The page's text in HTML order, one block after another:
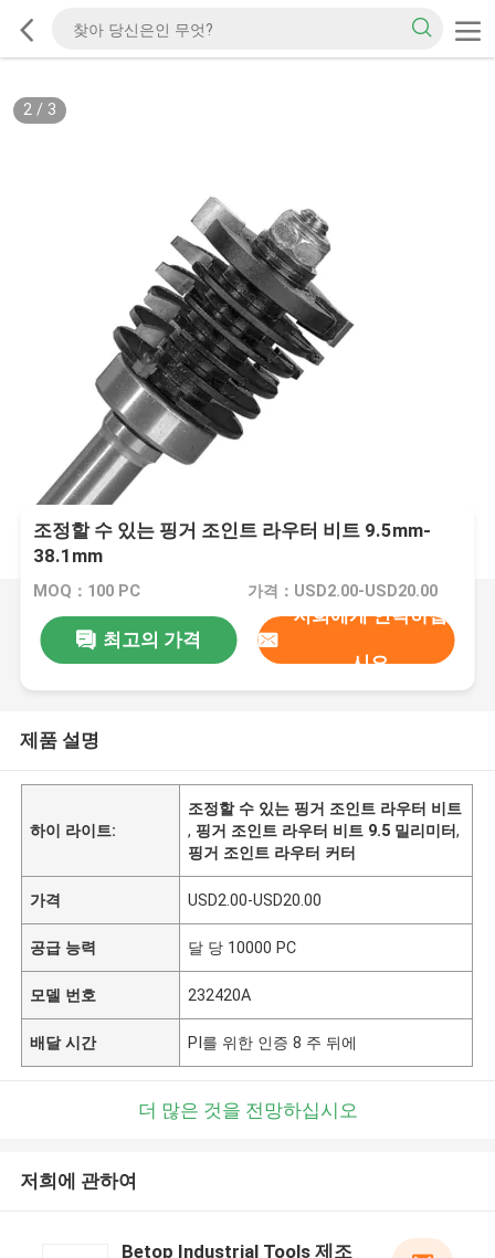
2/ 3
조정할 수 있는 핑거 조인트 라우터 비트 9.5mm-
38.1mm
MOQ：100 PC 가격：USD2.00-USD20.00
최고의 가격
저희에게 연락하십
시오
제품 설명
하이 라이트:
조정할 수 있는 핑거 조인트 라우터 비트
, 핑거 조인트 라우터 비트 9.5 밀리미터,
핑거 조인트 라우터 커터
가격 USD2.00-USD20.00
공급 능력 달 당 10000 PC
모델 번호 232420A
배달 시간 PI를 위한 인증 8 주 뒤에
더 많은 것을 전망하십시오
저희에 관하여
Betop Industrial Tools 제조